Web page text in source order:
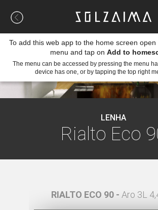
LENHA
Rialto Eco
RIALTO ECO 90 -Aro 3L
To add this web app to the home screen
menu and tap on Add to
The menu can be accessed by pressing the menu
device has one, or by tapping the top right